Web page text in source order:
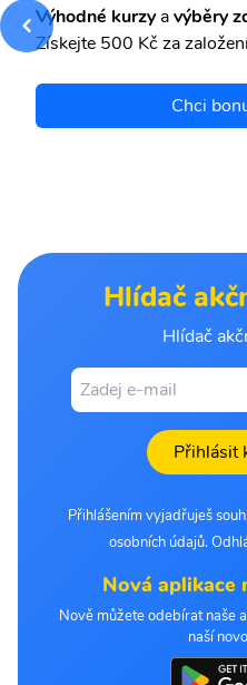
Výhodné kurzyavýběry
Získejte 500 Kč za
Chci
Hlídač
Hlídač
Přihlásit
Přihlášením vyjadřuješ
osobních údajů.
Nová aplikace
Nově můžete odebírat naše
naší